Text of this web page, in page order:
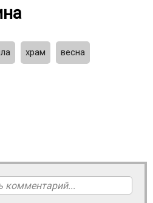
храм весна
комментарий...